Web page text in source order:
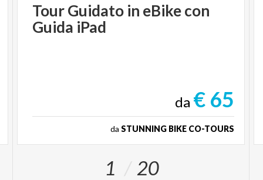
TourGuidato in eBikecon
Guida iPad
da € 65
da STUNNING BIKE CO-TOURS
1 20